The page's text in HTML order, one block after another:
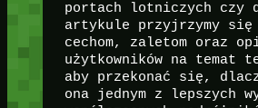
portach lotniczych czy
artykule przyjrzymy
cechom, zaletom oraz
użytkowników na temat
aby przekonać się,
ona jednym z lepszych